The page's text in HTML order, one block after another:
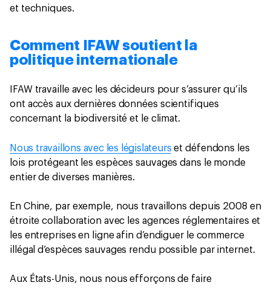
et techniques.
Comment IFAW soutient la
politique internationale
IFAW travaille avec les décideurs pour s’assurer qu’ils
ont accès aux dernières données scientifiques
concernant la biodiversité et le climat.
Nous travaillons avec les législateurs et défendons les
lois protégeant les espèces sauvages dans le monde
entier de diverses manières.
En Chine, par exemple, nous travaillons depuis 2008 en
étroite collaboration avec les agences réglementaires et
les entreprises en ligne afin d’endiguer le commerce
illégal d’espèces sauvages rendu possible par internet.
Aux États-Unis, nous nous efforçons de faire